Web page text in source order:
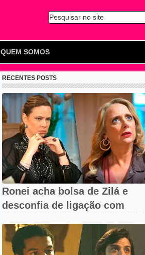
Pesquisar no site
QUEM SOMOS
RECENTES POSTS
Ronei acha bolsa de Zilá e
desconfia de ligação com